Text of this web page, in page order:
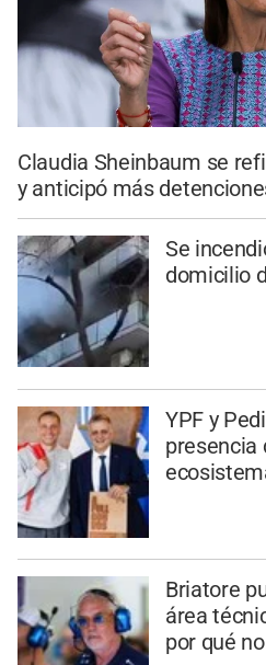
Claudia Sheinbaum se
y anticipó más
Se
domicilio
YPF y
presencia
Briatore
área
por qué